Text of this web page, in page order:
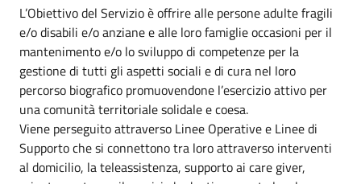
L’Obiettivo del Servizio è offrire alle persone adulte fragili
e/o disabili e/o anziane e alle loro famiglie occasioni per il
mantenimento e/o lo sviluppo di competenze per la
gestione di tutti gli aspetti sociali e di cura nel loro
percorso biografico promuovendone l’esercizio attivo per
una comunità territoriale solidale e coesa.
Viene perseguito attraverso Linee Operative e Linee di
Supporto che si connettono tra loro attraverso interventi
al domicilio, la teleassistenza, supporto ai care giver,